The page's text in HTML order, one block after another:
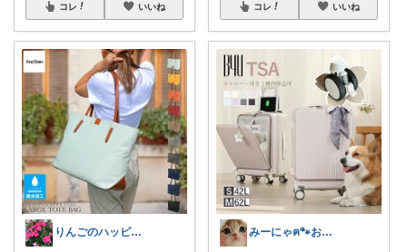
コレ いいね
りんごのハッピールーム🍎ご購入に感謝✨
コレ いいね
みーにゃฅ🐾お役立ちになれれば😊